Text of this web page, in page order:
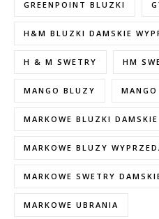
GREENPOINT BLUZKI
H&M BLUZKI DAMSKIE
H & M SWETRY HM
MANGO BLUZY
MARKOWE BLUZKI
MARKOWE BLUZY
MARKOWE SWETRY
MARKOWE UBRANIA